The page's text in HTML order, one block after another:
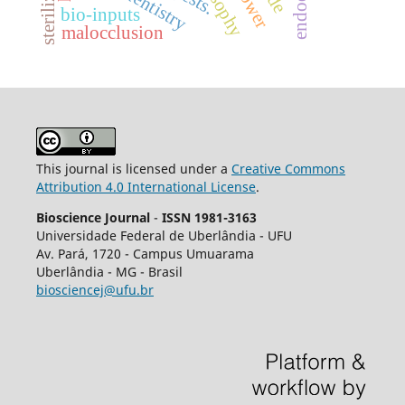
malocclusion
bio-inputs
This journal is licensed under a Creative Commons
Attribution 4.0 International License.
Bioscience Journal - ISSN 1981-3163
Universidade Federal de Uberlândia - UFU
Av. Pará, 1720 - Campus Umuarama
Uberlândia - MG - Brasil
biosciencej@ufu.br